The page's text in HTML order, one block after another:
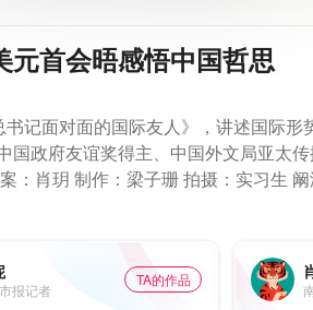
元首会晤感悟中国哲思
记面对面的国际友人》，讲述国际形
政府友谊奖得主、中国外文局亚太
：肖玥 制作：梁子珊 拍摄：实习生
报记者
TA的作品